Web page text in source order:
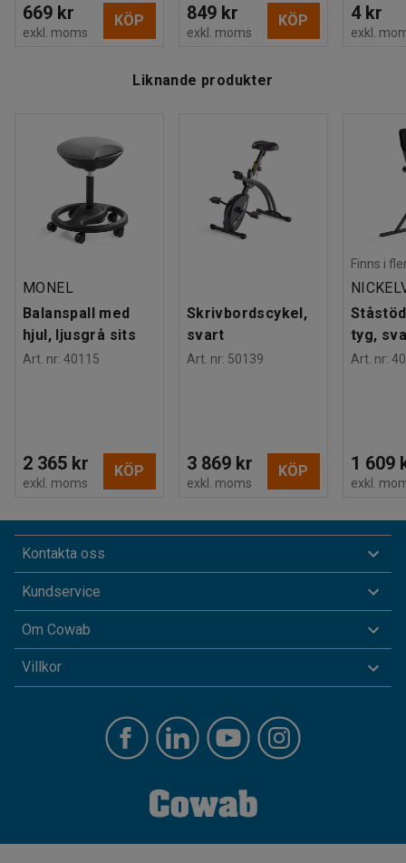
669 kr
exkl. moms
KÖP 849 kr
exkl. moms
KÖP 4 kr
exkl.
Liknande produkter
MONEL
Balanspall med
hjul, ljusgrå sits
Art. nr: 40115
2 365 kr
exkl. moms
KÖP
Skrivbordscykel,
svart
Art. nr: 50139
3 869 kr
exkl. moms
KÖP
Finns i
tyg,
Art. nr:
1 609
exkl.
Kontakta oss
Kundservice
Om Cowab
Villkor